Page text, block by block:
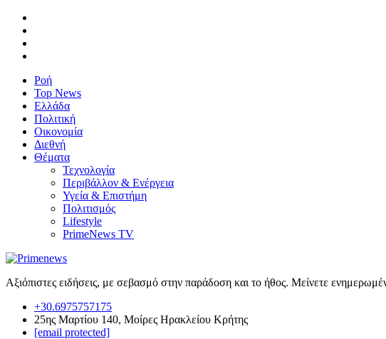
Ροή
Top News
Ελλάδα
Πολιτική
Οικονομία
Διεθνή
Θέματα
Τεχνολογία
Περιβάλλον & Ενέργεια
Υγεία & Επιστήμη
Πολιτισμός
Lifestyle
PrimeNews TV
Αξιόπιστες ειδήσεις, με σεβασμό στην παράδοση και το ήθος. Μείνετε
+30.6975757175
25ης Μαρτίου 140, Μοίρες Ηρακλείου Κρήτης
[email protected]